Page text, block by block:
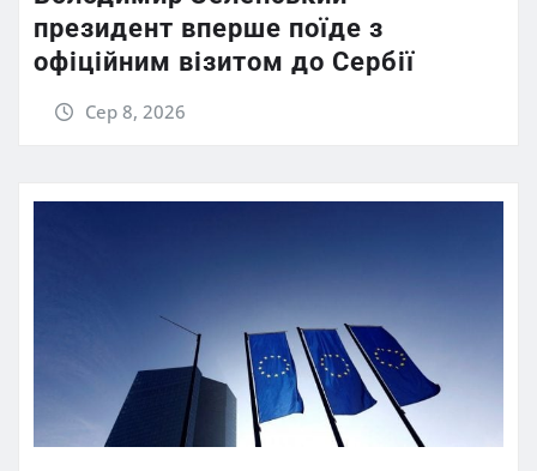
президент вперше поїде з
офіційним візитом до Сербії
Сер 8, 2026